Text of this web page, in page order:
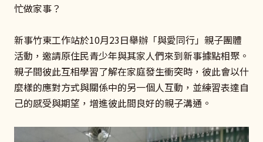
忙做家事？
新事竹東工作站於10月23日舉辦「與愛同行」親子團體
活動，邀請原住民青少年與其家人們來到新事據點相聚。
親子間彼此互相學習了解在家庭發生衝突時，彼此會以什
麼樣的應對方式與關係中的另一個人互動，並練習表達自
己的感受與期望，增進彼此間良好的親子溝通。